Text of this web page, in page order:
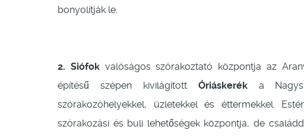
bonyolítják le.
2. Siófokvalóságos szórakoztató központja az
építésű szépen kivilágított Óriáskeréka
szórakozóhelyekkel, üzletekkel és éttermekkel.
szórakozási és buli lehetőségek központja, de